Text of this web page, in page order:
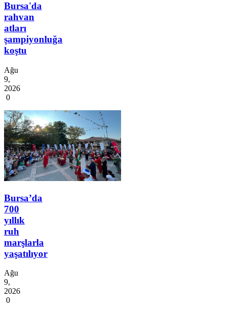
Bursa'da
rahvan
atları
şampiyonluğa
koştu
Ağu
9,
2026
0
Bursa’da
700
yıllık
ruh
marşlarla
yaşatılıyor
Ağu
9,
2026
0